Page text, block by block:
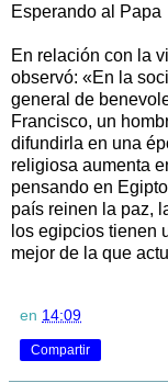
Esperando al Papa
En relación con la
observó: «En la
general de
Francisco, un
difundirla en una
religiosa aumenta
pensando en
país reinen la paz,
los egipcios tienen
mejor de la que
en 14:09
Compartir